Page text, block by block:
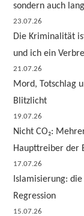
sondern auch
23.07.26
Die Kriminalität
und ich ein
21.07.26
Mord, Totschlag
Blitzlicht
19.07.26
Nicht CO₂:
Haupttreiber der
17.07.26
Islamisierung:
Regression
15.07.26